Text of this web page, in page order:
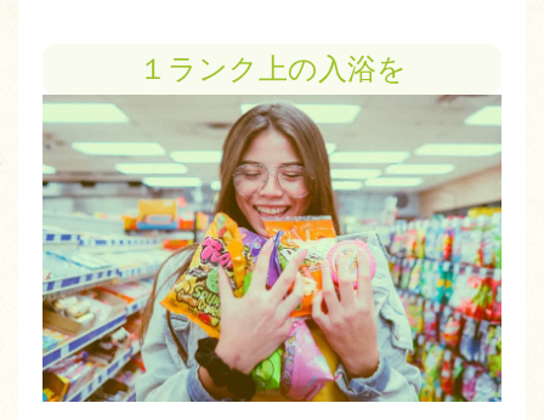
１ランク上の入浴を